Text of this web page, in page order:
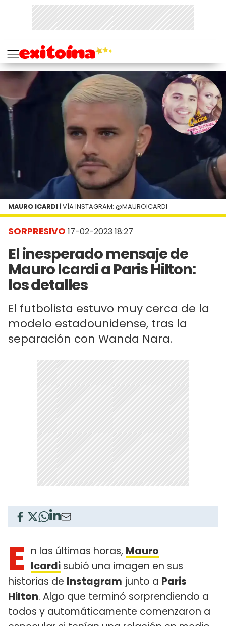
SORPRESIVO 17-02-2023 18:27
El inesperado mensaje de
Mauro Icardi a Paris Hilton:
los detalles
El futbolista estuvo muy cerca de la
modelo estadounidense, tras la
separación con Wanda Nara.
MAURO ICARDI | VÍA INSTAGRAM: @MAUROICARDI
E n las últimas horas, Mauro
Icardi subió una imagen en sus
historias de Instagram junto a Paris
Hilton. Algo que terminó sorprendiendo a
todos y automáticamente comenzaron a